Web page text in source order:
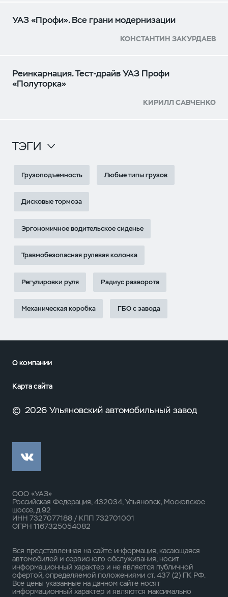
УАЗ «Профи». Все грани модернизации
КОНСТАНТИН ЗАКУРДАЕВ
Реинкарнация. Тест-драйв УАЗ Профи
«Полуторка»
КИРИЛЛ САВЧЕНКО
ТЭГИ
Грузоподъемность Любые типы грузов
Дисковые тормоза
Эргономичное водительское сиденье
Травмобезопасная рулевая колонка
Регулировки руля Радиус разворота
Механическая коробка ГБО с завода
О компании
Карта сайта
© 2026 Ульяновский автомобильный завод
ООО «УАЗ»
Российская Федерация, 432034, Ульяновск, Московское
шоссе, д.92
ИНН 7327077188 / КПП 732701001
ОГРН 1167325054082
Вся представленная на сайте информация, касающаяся
автомобилей и сервисного обслуживания, носит
информационный характер и не является публичной
офертой, определяемой положениями ст. 437 (2) ГК РФ.
Все цены указанные на данном сайте носят
информационный характер и являются максимально